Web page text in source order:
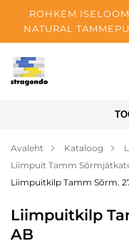
ROHKEM
NATURAL
Tallinn
Makse
Meist
Kontaktid
Avaleht Kataloog
Liimpuit Tamm
Liimpuitkilp Tamm Sõrm.
Liimpuitkilp
AB